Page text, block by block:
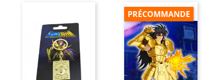
PRÉCOMMANDE